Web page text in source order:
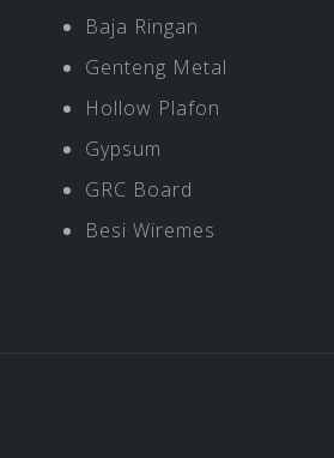
Baja Ringan
Genteng Metal
Hollow Plafon
Gypsum
GRC Board
Besi Wiremes